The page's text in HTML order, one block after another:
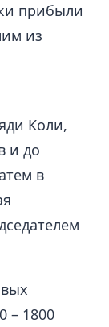
прибыли
из
Коли,
и до
в
– 1800